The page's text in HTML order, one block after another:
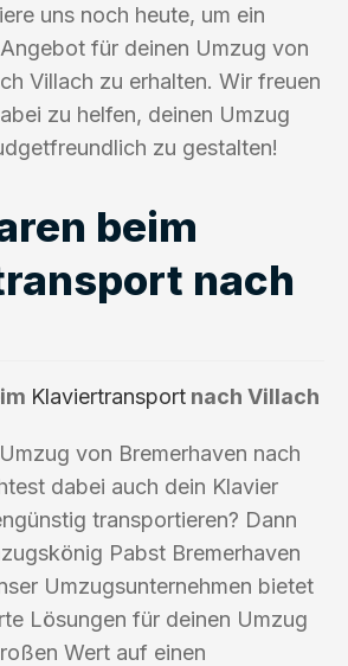
uns noch heute, um ein
für deinen Umzug von
Villach zu erhalten. Wir freuen
zu helfen, deinen Umzug
zu gestalten!
beim
nach
Klaviertransport nach Villach
von Bremerhaven nach
dabei auch dein Klavier
transportieren? Dann
Pabst Bremerhaven
Umzugsunternehmen bietet
Lösungen für deinen Umzug
Wert auf einen